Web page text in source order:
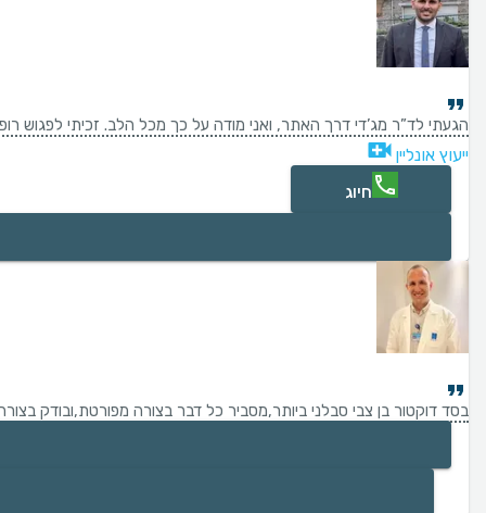
הגעתי לד”ר מג’די דרך האתר, ואני מודה על כך מכל הלב. זכיתי לפגוש
ייעוץ אונליין
חיוג
בסד דוקטור בן צבי סבלני ביותר,מסביר כל דבר בצורה מפורטת,ובודק